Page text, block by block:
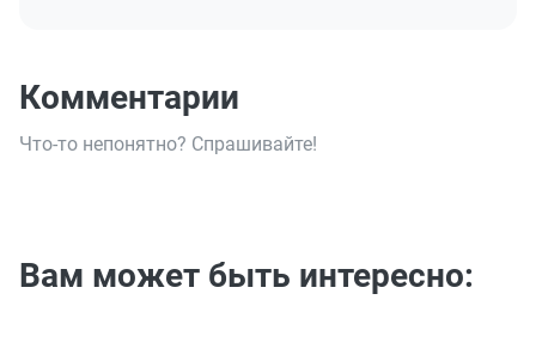
Комментарии
Что-то непонятно? Спрашивайте!
Вам может быть интересно: